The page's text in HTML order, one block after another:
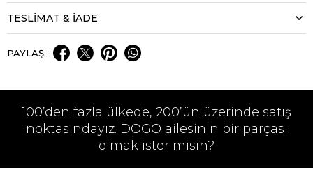
TESLİMAT & İADE
PAYLAŞ:
100’den fazla ülkede, 200’ün üzerinde satış
noktasındayız. DOGO ailesinin bir parçası
olmak ister misin?